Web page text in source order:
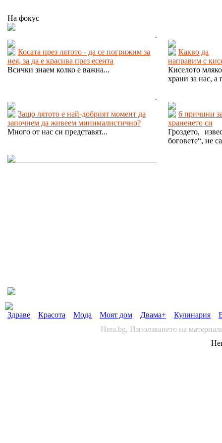
На фокус
.
Косата през лятото - да се погрижим за
нея, за да е красива през есента
Всички знаем колко е важна...
Какво да
направим с
Киселото
храни за нас, а
.
Защо лятото е най-добрият момент да
започнем да живеем минималистично?
Много от нас си представят...
6 причини
храненето си
Гроздето,
боговете“, не
Здраве Красота Мода Моят дом Двама+ Кулинария
Hera.bg. Използването на